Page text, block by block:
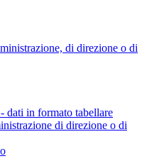
di direzione o di
in formato tabellare
di direzione o di